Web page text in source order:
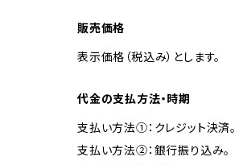
販売価格
表示価格（税込み）とします。
代金の支払方法・時期
支払い方法①：クレジット決済。
支払い方法②：銀行振り込み。